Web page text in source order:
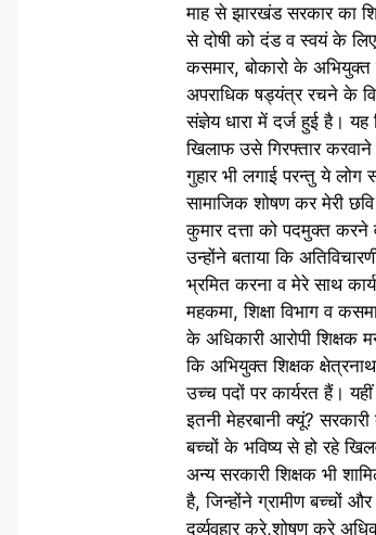
माह से झारखंड सरकार का
से दोषी को दंड व स्वयं के
कसमार, बोकारो के अभियुक्त
अपराधिक षड्यंत्र रचने के
संज्ञेय धारा में दर्ज हुई है।
खिलाफ उसे गिरफ्तार
गुहार भी लगाई परन्तु ये
सामाजिक शोषण कर मेरी
कुमार दत्ता को पदमुक्त
उन्होंने बताया कि
भ्रमित करना व मेरे साथ
महकमा, शिक्षा विभाग व
के अधिकारी आरोपी शिक्षक
कि अभियुक्त शिक्षक
उच्च पदों पर कार्यरत हैं।
इतनी मेहरबानी क्यूं?
बच्चों के भविष्य से हो रहे
अन्य सरकारी शिक्षक भी
है, जिन्होंने ग्रामीण बच्चों
दुर्व्यवहार करे,शोषण करे